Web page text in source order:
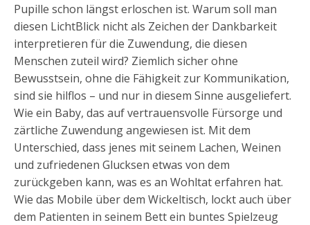
Pupille schon längst erloschen ist. Warum soll man
diesen LichtBlick nicht als Zeichen der Dankbarkeit
interpretieren für die Zuwendung, die diesen
Menschen zuteil wird? Ziemlich sicher ohne
Bewusstsein, ohne die Fähigkeit zur Kommunikation,
sind sie hilflos – und nur in diesem Sinne ausgeliefert.
Wie ein Baby, das auf vertrauensvolle Fürsorge und
zärtliche Zuwendung angewiesen ist. Mit dem
Unterschied, dass jenes mit seinem Lachen, Weinen
und zufriedenen Glucksen etwas von dem
zurückgeben kann, was es an Wohltat erfahren hat.
Wie das Mobile über dem Wickeltisch, lockt auch über
dem Patienten in seinem Bett ein buntes Spielzeug